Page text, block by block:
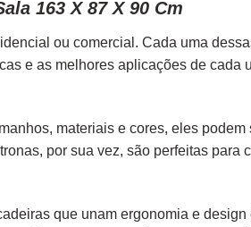
163 X 87 X 90 Cm
ou comercial. Cada uma
e as melhores aplicações de cada
materiais e cores, eles
por sua vez, são perfeitas para
que unam ergonomia e design